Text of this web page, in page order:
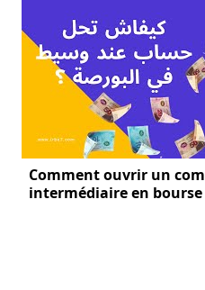
Comment ouvrir un
intermédiaire en bourse